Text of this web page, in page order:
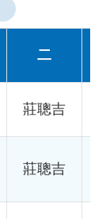
二
莊聰吉
莊聰吉